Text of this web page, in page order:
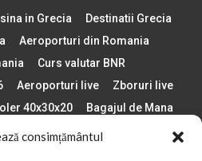
consimțământul
in Grecia
Destinatii Grecia
Aeroporturi din Romania
Curs valutar BNR
Aeroporturi live
Zboruri live
40x30x20
Bagajul de Mana
Cele mai bune telefoane